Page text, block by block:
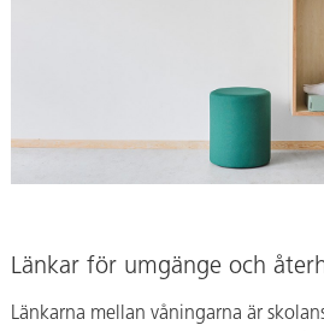
Länkar för umgänge och
Länkarna mellan våningarna är